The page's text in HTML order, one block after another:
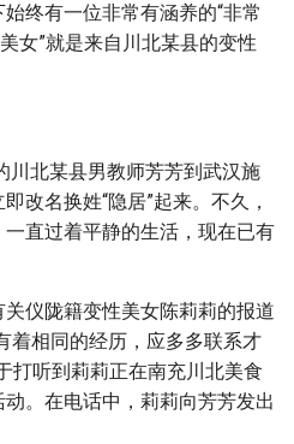
终有一位非常有涵养的“非常
女”就是来自川北某县的变性
川北某县男教师芳芳到武汉施
改名换姓“隐居”起来。不久，
直过着平静的生活，现在已有
仪陇籍变性美女陈莉莉的报道
着相同的经历，应多多联系才
打听到莉莉正在南充川北美食
。在电话中，莉莉向芳芳发出